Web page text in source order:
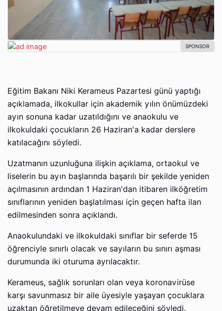
Eğitim Bakanı Niki Kerameus Pazartesi günü yaptığı
açıklamada, ilkokullar için akademik yılın önümüzdeki
ayın sonuna kadar uzatıldığını ve anaokulu ve
ilkokuldaki çocukların 26 Haziran'a kadar derslere
katılacağını söyledi.
Uzatmanın uzunluğuna ilişkin açıklama, ortaokul ve
liselerin bu ayın başlarında başarılı bir şekilde yeniden
açılmasının ardından 1 Haziran'dan itibaren ilköğretim
sınıflarının yeniden başlatılması için geçen hafta ilan
edilmesinden sonra açıklandı.
Anaokulundaki ve ilkokuldaki sınıflar bir seferde 15
öğrenciyle sınırlı olacak ve sayıların bu sınırı aşması
durumunda iki oturuma ayrılacaktır.
Kerameus, sağlık sorunları olan veya koronavirüse
karşı savunmasız bir aile üyesiyle yaşayan çocuklara
uzaktan öğretilmeye devam edileceğini söyledi.